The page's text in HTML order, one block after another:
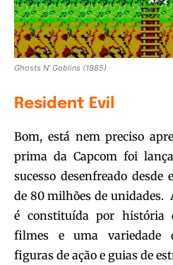
Ghosts N’ Goblins (1985)
Resident Evil
Bom, está nem preciso
prima da Capcom foi
sucesso desenfreado
de 80 milhões de unidades.
é constituída por história
filmes e uma variedade
figuras de ação e guias de